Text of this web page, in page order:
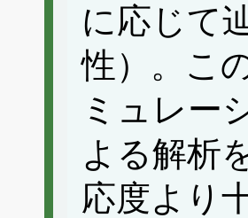
に応じて
性）。こ
ミュレー
よる解析
応度より